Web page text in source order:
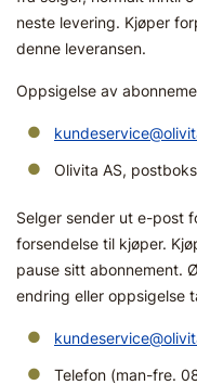
neste levering. Kjøper
denne leveransen.
Oppsigelse av
Olivita AS,
Selger sender ut e-post
forsendelse til kjøper.
pause sitt abonnement.
endring eller oppsigelse
Telefon (man-fre.